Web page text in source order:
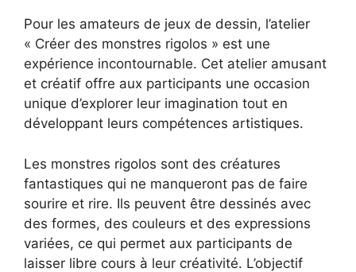
Pour les amateurs de jeux de dessin, l’atelier
« Créer des monstres rigolos » est une
expérience incontournable. Cet atelier amusant
et créatif offre aux participants une occasion
unique d’explorer leur imagination tout en
développant leurs compétences artistiques.
Les monstres rigolos sont des créatures
fantastiques qui ne manqueront pas de faire
sourire et rire. Ils peuvent être dessinés avec
des formes, des couleurs et des expressions
variées, ce qui permet aux participants de
laisser libre cours à leur créativité. L’objectif